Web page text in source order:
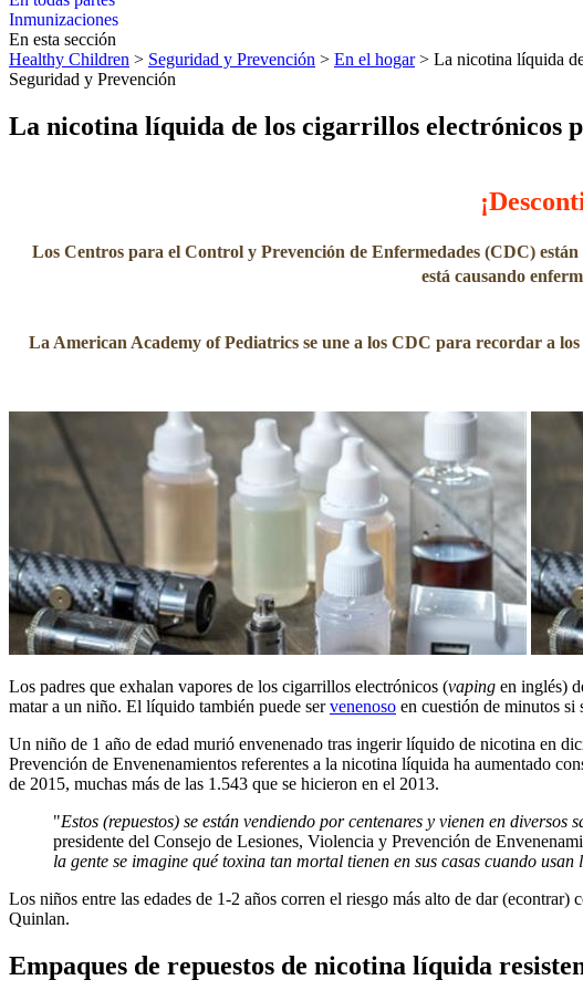
Inmunizaciones
En esta sección
Healthy Children > Seguridad y Prevención > En el hogar> La nicotina líquida
Seguridad y Prevención
La nicotina líquida de los cigarrillos electrónicos
Los Centros para el Control y Prevención de Enfermedades (CDC)
está causando
La American Academy of Pediatrics se une a los CDC para recordar a
Los padres que exhalan vapores de los cigarrillos electrónicos (vaping en inglés)
matar a un niño. El líquido también puede servenenoso en cuestión de minutos si
Un niño de 1 año de edad murió envenenado tras ingerir líquido de nicotina en
Prevención de Envenenamientos referentes a la nicotina líquida ha aumentado
de 2015, muchas más de las 1.543 que se hicieron en el 2013.
"Estos (repuestos) se están vendiendo por centenares y vienen en
presidente del Consejo de Lesiones, Violencia y Prevención de
la gente se imagine qué toxina tan mortal tienen en sus casas cuando
Los niños entre las edades de 1-2 años corren el riesgo más alto de dar
Quinlan.
Empaques de repuestos de nicotina líquida